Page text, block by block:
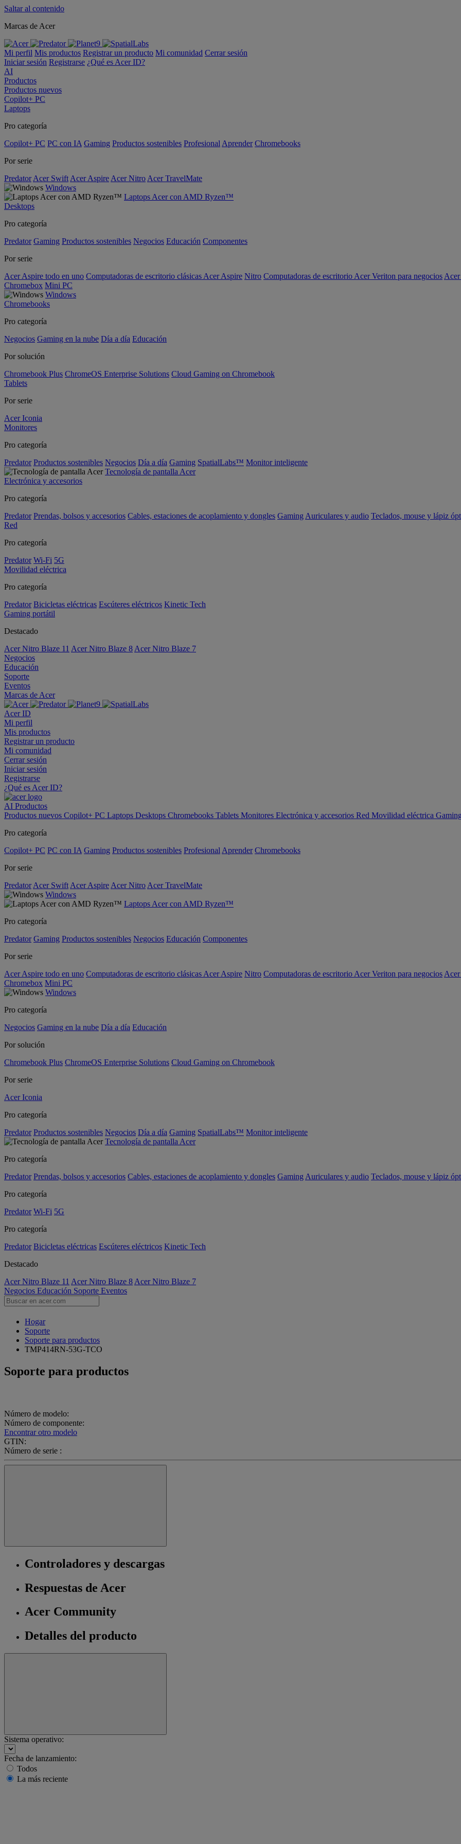
Saltar al contenido
Marcas de Acer
Mi perfil Mis productos Registrar un producto Mi comunidad Cerrar sesión
Iniciar sesión Registrarse ¿Qué es Acer ID?
AI
Productos
Productos nuevos
Copilot+ PC
Laptops
Pro categoría
Copilot+ PC PC con IA Gaming Productos sostenibles Profesional Aprender Chromebooks
Por serie
Predator Acer Swift Acer Aspire Acer Nitro Acer TravelMate
Windows
Laptops Acer con AMD Ryzen™
Desktops
Pro categoría
Predator Gaming Productos sostenibles Negocios Educación Componentes
Por serie
Acer Aspire todo en uno Computadoras de escritorio clásicas Acer Aspire Nitro Computadoras de escritorio Acer Veriton para negocios
Chromebox Mini PC
Windows
Chromebooks
Pro categoría
Negocios Gaming en la nube Día a día Educación
Por solución
Chromebook Plus ChromeOS Enterprise Solutions Cloud Gaming on Chromebook
Tablets
Por serie
Acer Iconia
Monitores
Pro categoría
Predator Productos sostenibles Negocios Día a día Gaming SpatialLabs™ Monitor inteligente
Tecnología de pantalla Acer
Electrónica y accesorios
Pro categoría
Predator Prendas, bolsos y accesorios Cables, estaciones de acoplamiento y dongles Gaming Auriculares y audio Teclados, mouse y lápiz
Red
Pro categoría
Predator Wi-Fi 5G
Movilidad eléctrica
Pro categoría
Predator Bicicletas eléctricas Escúteres eléctricos Kinetic Tech
Gaming portátil
Destacado
Acer Nitro Blaze 11 Acer Nitro Blaze 8 Acer Nitro Blaze 7
Negocios
Educación
Soporte
Eventos
Marcas de Acer
Acer ID
Mi perfil
Mis productos
Registrar un producto
Mi comunidad
Cerrar sesión
Iniciar sesión
Registrarse
¿Qué es Acer ID?
AI Productos
Productos nuevos Copilot+ PC Laptops Desktops Chromebooks Tablets Monitores Electrónica y accesorios Red Movilidad eléctrica
Pro categoría
Copilot+ PC PC con IA Gaming Productos sostenibles Profesional Aprender Chromebooks
Por serie
Predator Acer Swift Acer Aspire Acer Nitro Acer TravelMate
Windows
Laptops Acer con AMD Ryzen™
Pro categoría
Predator Gaming Productos sostenibles Negocios Educación Componentes
Por serie
Acer Aspire todo en uno Computadoras de escritorio clásicas Acer Aspire Nitro Computadoras de escritorio Acer Veriton para negocios
Chromebox Mini PC
Windows
Pro categoría
Negocios Gaming en la nube Día a día Educación
Por solución
Chromebook Plus ChromeOS Enterprise Solutions Cloud Gaming on Chromebook
Por serie
Acer Iconia
Pro categoría
Predator Productos sostenibles Negocios Día a día Gaming SpatialLabs™ Monitor inteligente
Tecnología de pantalla Acer
Pro categoría
Predator Prendas, bolsos y accesorios Cables, estaciones de acoplamiento y dongles Gaming Auriculares y audio Teclados, mouse y lápiz
Pro categoría
Predator Wi-Fi 5G
Pro categoría
Predator Bicicletas eléctricas Escúteres eléctricos Kinetic Tech
Destacado
Acer Nitro Blaze 11 Acer Nitro Blaze 8 Acer Nitro Blaze 7
Negocios Educación Soporte Eventos
Hogar
Soporte
Soporte para productos
TMP414RN-53G-TCO
Soporte para productos
Número de modelo:
Número de componente:
Encontrar otro modelo
GTIN:
Número de serie :
Controladores y descargas
Respuestas de Acer
Acer Community
Detalles del producto
Sistema operativo:
Fecha de lanzamiento:
Todos
La más reciente